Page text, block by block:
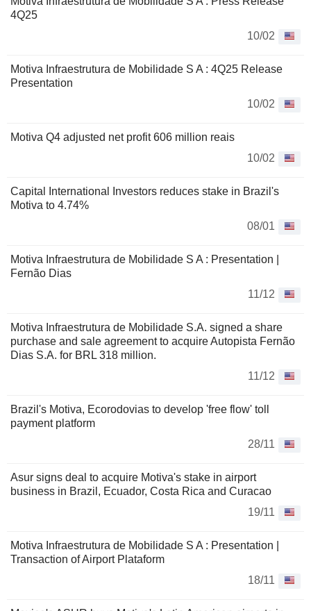
4Q25
10/02
Motiva Infraestrutura de Mobilidade S A : 4Q25 Release
Presentation
10/02
Motiva Q4 adjusted net profit 606 million reais
10/02
Capital International Investors reduces stake in Brazil's
Motiva to 4.74%
08/01
Motiva Infraestrutura de Mobilidade S A : Presentation |
Fernão Dias
11/12
Motiva Infraestrutura de Mobilidade S.A. signed a share
purchase and sale agreement to acquire Autopista Fernão
Dias S.A. for BRL 318 million.
11/12
Brazil's Motiva, Ecorodovias to develop 'free flow' toll
payment platform
28/11
Asur signs deal to acquire Motiva's stake in airport
business in Brazil, Ecuador, Costa Rica and Curacao
19/11
Motiva Infraestrutura de Mobilidade S A : Presentation |
Transaction of Airport Plataform
18/11